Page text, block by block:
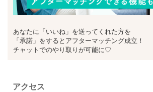
あなたに「いいね」を送ってくれた方を
「承諾」をするとアフターマッチング成立！
チャットでのやり取りが可能に♡
アクセス